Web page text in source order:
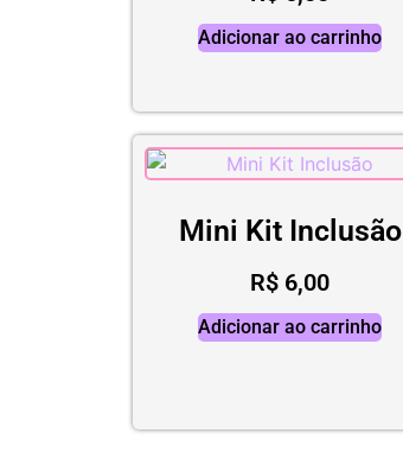
Adicionar ao carrinho
Mini Kit Inclusão
R$ 6,00
Adicionar ao carrinho